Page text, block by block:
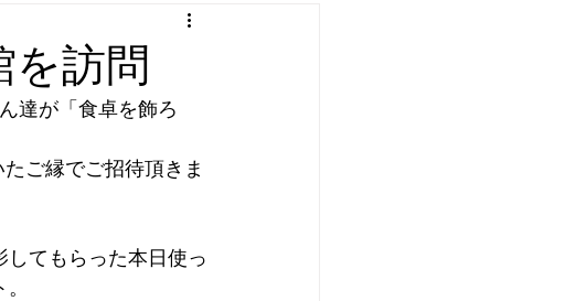
を訪問
達が「食卓を飾ろ
ご縁でご招待頂きま
てもらった本日使っ
。